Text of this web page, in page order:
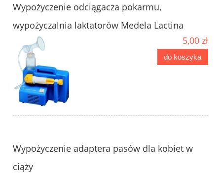
Wypożyczenie odciągacza pokarmu,
wypożyczalnia laktatorów Medela Lactina
5,00 zł
do koszyka
Wypożyczenie adaptera pasów dla kobiet w
ciąży